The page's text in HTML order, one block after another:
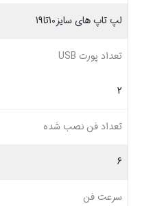
لپ تاپ های سایز10تا19
تعداد پورت USB
2
تعداد فن نصب شده
6
سرعت فن